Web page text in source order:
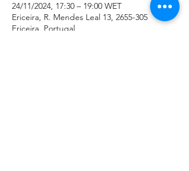
24/11/2024, 17:30 – 19:00 WET
Ericeira, R. Mendes Leal 13, 2655-305
Ericeira, Portugal